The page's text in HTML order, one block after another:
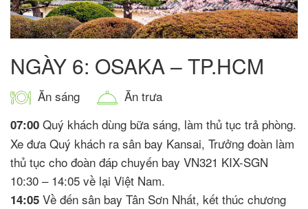
NGÀY 6: OSAKA – TP.HCM
Ăn sáng Ăn trưa
07:00 Quý khách dùng bữa sáng, làm thủ tục trả phòng.
Xe đưa Quý khách ra sân bay Kansai, Trưởng đoàn làm
thủ tục cho đoàn đáp chuyến bay VN321 KIX-SGN
10:30 – 14:05 về lại Việt Nam.
14:05 Về đến sân bay Tân Sơn Nhất, kết thúc chương